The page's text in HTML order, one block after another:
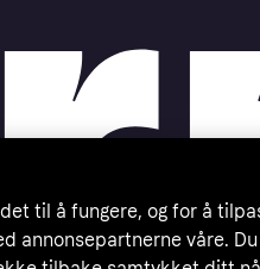
til å fungere, og for å
annonsepartnerne våre.